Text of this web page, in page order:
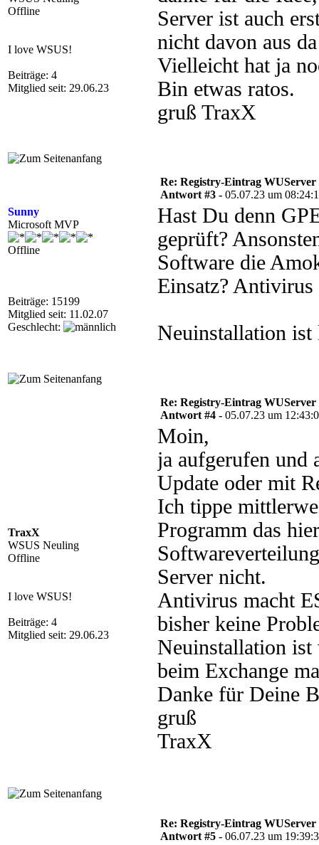
Offline
I love WSUS!
Beiträge: 4
Mitglied seit: 29.06.23
Server ist auch
nicht davon aus
Vielleicht hat ja
Bin etwas ratos.
gruß TraxX
Sunny
Microsoft MVP
Offline
Beiträge: 15199
Mitglied seit: 11.02.07
Geschlecht:
Re: Registry-Eintrag WUServer
Antwort #3 - 05.07.23 um
Hast Du denn
geprüft?
Software die
Einsatz? Antivirus
Neuinstallation ist
TraxX
WSUS Neuling
Offline
I love WSUS!
Beiträge: 4
Mitglied seit: 29.06.23
Re: Registry-Eintrag WUServer
Antwort #4 - 05.07.23 um
Moin,
ja aufgerufen und
Update oder mit
Ich tippe
Programm das
Server nicht.
Antivirus macht
bisher keine
Neuinstallation
beim Exchange
Danke für Deine
gruß
TraxX
Re: Registry-Eintrag WUServer
Antwort #5 - 06.07.23 um